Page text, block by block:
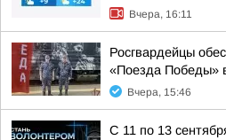
Вчера, 16:11
Росгвардейцы
«Поезда Победы»
Вчера, 15:46
С 11 по 13